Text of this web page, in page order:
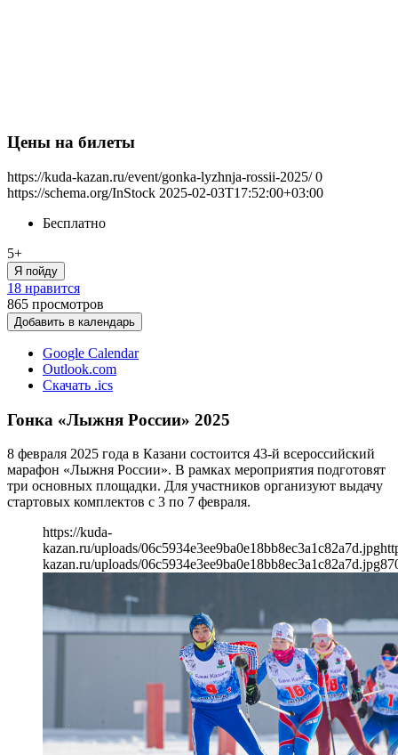
Цены на билеты
https://kuda-kazan.ru/event/gonka-lyzhnja-rossii-2025/ 0
https://schema.org/InStock 2025-02-03T17:52:00+03:00
Бесплатно
5+
Я пойду
18 нравится
865 просмотров
Добавить в календарь
Google Calendar
Outlook.com
Скачать .ics
Гонка «Лыжня России» 2025
8 февраля 2025 года в Казани состоится 43-й всероссийский
марафон «Лыжня России». В рамках мероприятия подготовят
три основных площадки. Для участников организуют выдачу
стартовых комплектов с 3 по 7 февраля.
https://kuda-
kazan.ru/uploads/06c5934e3ee9ba0e18bb8ec3a1c82a7d.jpg
kazan.ru/uploads/06c5934e3ee9ba0e18bb8ec3a1c82a7d.jpg